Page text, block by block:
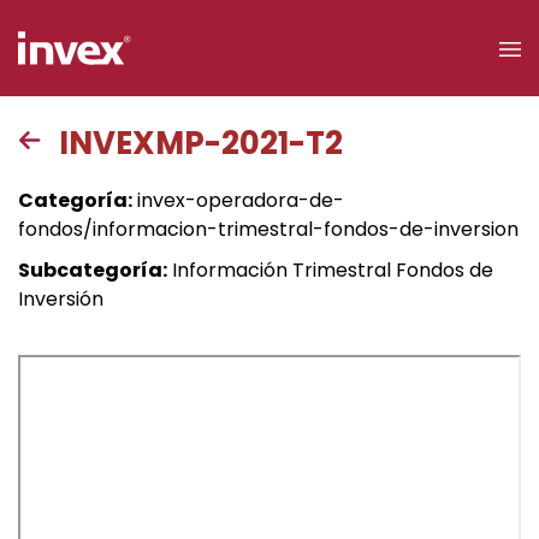
Acceso a
clientes
Buscar
INVEXMP-2021-T2
Categoría:invex-operadora-de-
fondos/informacion-trimestral-fondos-de-inversion
Subcategoría: Información Trimestral Fondos de
Inversión